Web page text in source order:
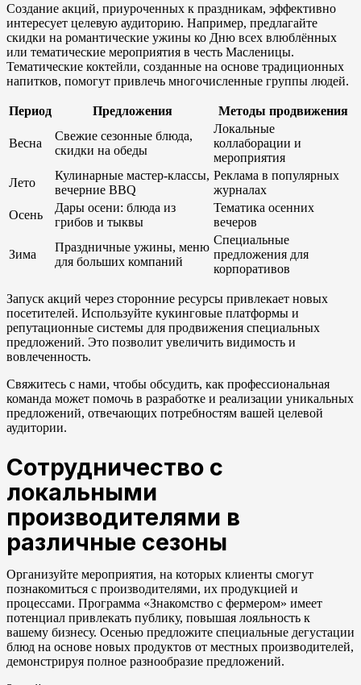
Создание акций, приуроченных к праздникам, эффективно
интересует целевую аудиторию. Например, предлагайте
скидки на романтические ужины ко Дню всех влюблённых
или тематические мероприятия в честь Масленицы.
Тематические коктейли, созданные на основе традиционных
напитков, помогут привлечь многочисленные группы людей.
Период Предложения Методы продвижения
Весна
Свежие сезонные блюда,
скидки на обеды
Локальные
коллаборации и
мероприятия
Лето
Кулинарные мастер-классы,
вечерние BBQ
Реклама в популярных
журналах
Осень
Дары осени: блюда из
грибов и тыквы
Тематика осенних
вечеров
Зима
Праздничные ужины, меню
для больших компаний
Специальные
предложения для
корпоративов
Запуск акций через сторонние ресурсы привлекает новых
посетителей. Используйте кукинговые платформы и
репутационные системы для продвижения специальных
предложений. Это позволит увеличить видимость и
вовлеченность.
Свяжитесь с нами, чтобы обсудить, как профессиональная
команда может помочь в разработке и реализации уникальных
предложений, отвечающих потребностям вашей целевой
аудитории.
Сотрудничество с
локальными
производителями в
различные сезоны
Организуйте мероприятия, на которых клиенты смогут
познакомиться с производителями, их продукцией и
процессами. Программа «Знакомство с фермером» имеет
потенциал привлекать публику, повышая лояльность к
вашему бизнесу. Осенью предложите специальные дегустации
блюд на основе новых продуктов от местных производителей,
демонстрируя полное разнообразие предложений.